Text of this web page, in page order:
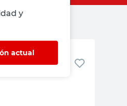
y
actual
Verde E27